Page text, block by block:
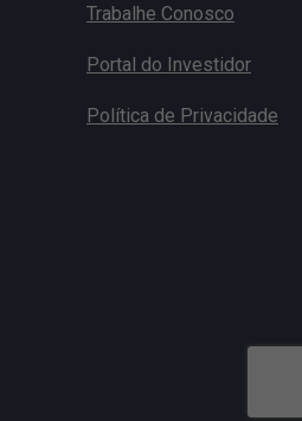
Trabalhe Conosco
Portal do Investidor
Política de Privacidade